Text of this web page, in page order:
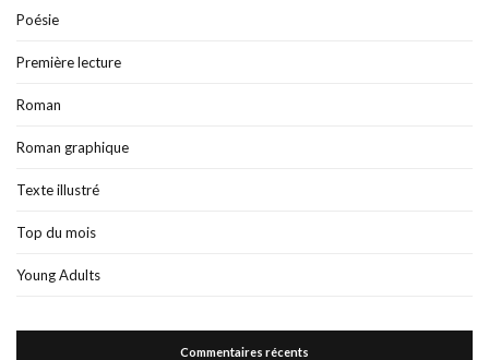
Poésie
Première lecture
Roman
Roman graphique
Texte illustré
Top du mois
Young Adults
Commentaires récents